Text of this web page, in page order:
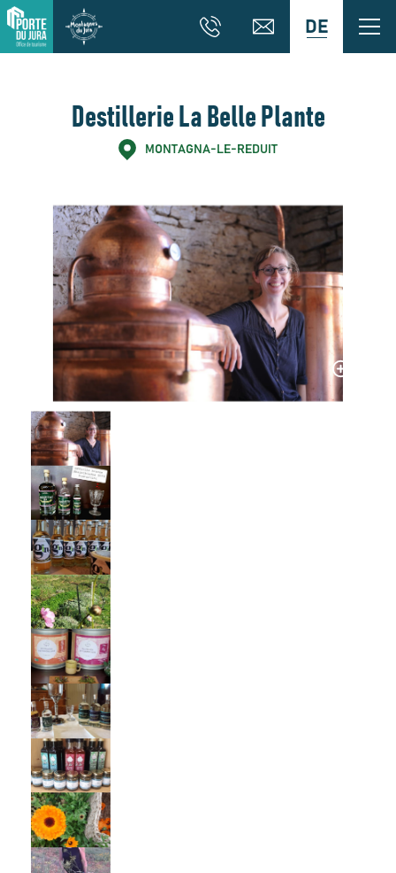
DE
Destillerie La Belle Plante
MONTAGNA-LE-REDUIT